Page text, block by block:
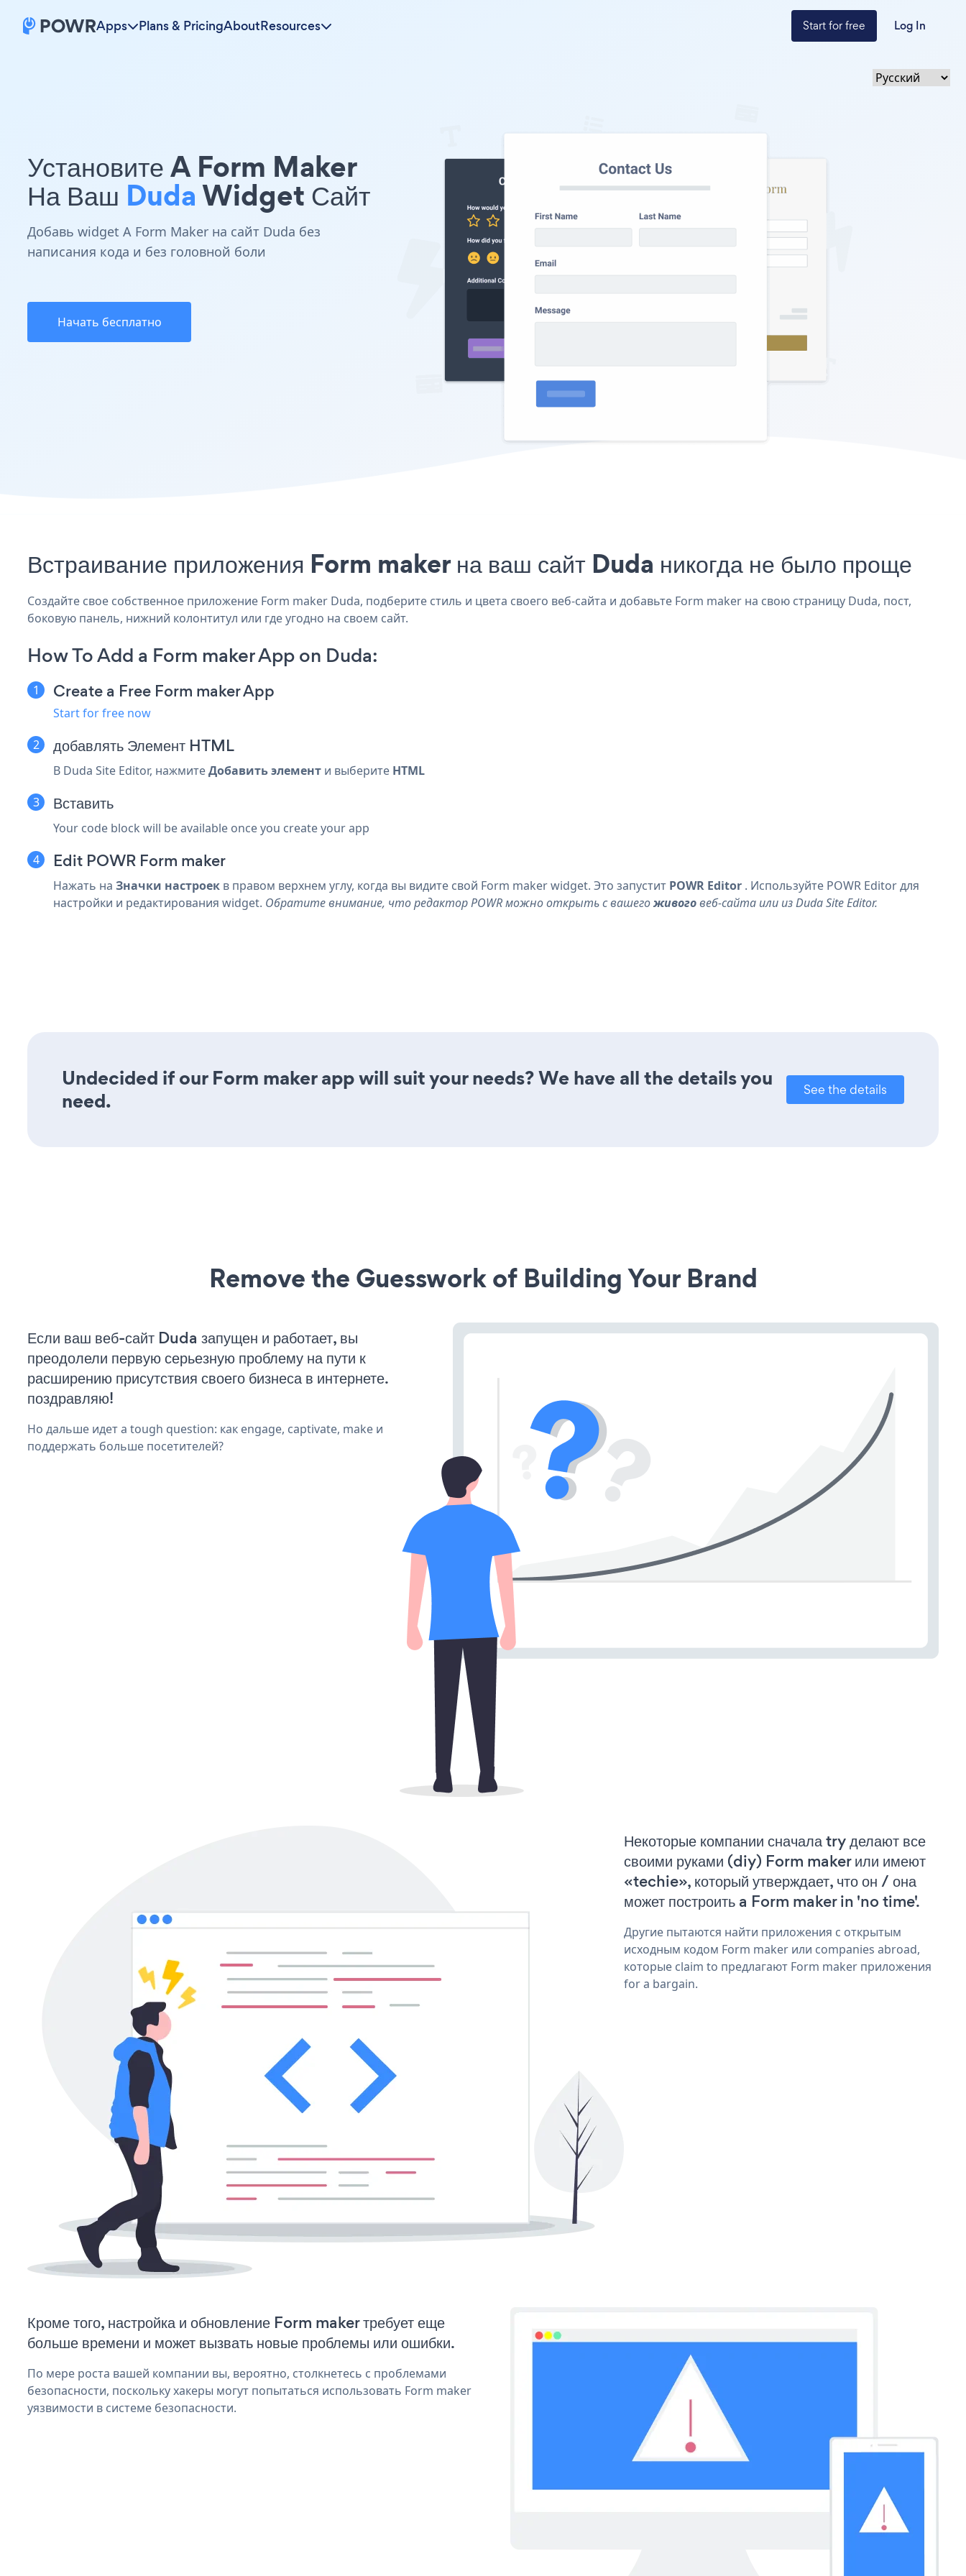
Apps Plans & PricingAboutResources Start for free Log In
Установите A Form Maker
На Ваш DudaWidget Сайт
Добавь widget A Form Maker на сайт Duda без
написания кода и без головной боли
Начать бесплатно
Встраивание приложения Form maker на ваш сайт Duda никогда не было проще
Создайте свое собственное приложение Form maker Duda, подберите стиль и цвета своего веб-сайта и добавьте Form maker на свою страницу Duda, пост,
боковую панель, нижний колонтитул или где угодно на своем сайт.
How To Add a Form maker App on Duda:
Create a Free Form maker App
Start for free now
добавлятьЭлемент HTML
В Duda Site Editor, нажмитеДобавить элемент и выберите HTML
Вставить
Your code block will be available once you create your app
Edit POWR Form maker
Нажать на Значки настроек в правом верхнем углу, когда вы видите свой Form maker widget. Это запустит POWR Editor . Используйте POWR Editor для
настройки и редактирования widget. Обратите внимание, что редактор POWR можно открыть с вашегоживоговеб-сайта или из Duda Site Editor.
Undecided if our Form maker app will suit your needs? We have all the details you
need.
See the details
Remove the Guesswork of Building Your Brand
Если ваш веб-сайт Duda запущен и работает, вы
преодолели первую серьезную проблему на пути к
расширению присутствия своего бизнеса в интернете.
поздравляю!
Но дальше идет a tough question: как engage, captivate, make и
поддержать больше посетителей?
Некоторые компании сначала try делают все
своими руками (diy) Form maker или имеют
«techie», который утверждает, что он / она
может построить a Form maker in 'no time'.
Другие пытаются найти приложения с открытым
исходным кодом Form maker или companies abroad,
которые claim to предлагают Form maker приложения
for a bargain.
Кроме того, настройка и обновление Form maker требует еще
больше времени и может вызвать новые проблемы или ошибки.
По мере роста вашей компании вы, вероятно, столкнетесь с проблемами
безопасности, поскольку хакеры могут попытаться использовать Form maker
уязвимости в системе безопасности.